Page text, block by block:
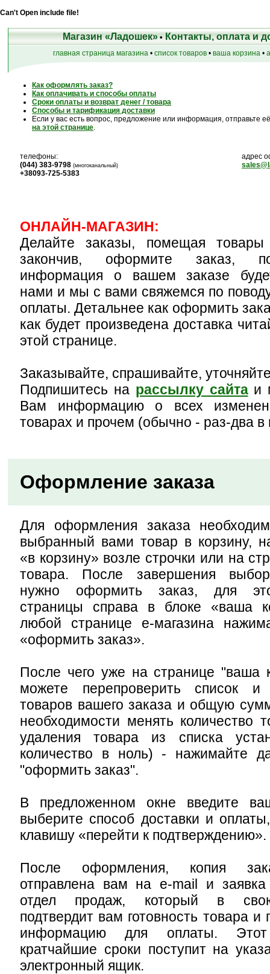
Can't Open include file!
Магазин «Ладошек» •Контакты, оплата и
главная страница магазина• список товаров • ваша корзина•
Как оформлять заказ?
Как оплачивать и способы оплаты
Сроки оплаты и возврат денег / товара
Способы и тарификация доставки
Если у вас есть вопрос, предложение или информация, отправьте
на этой странице.
телефоны:
(044) 383-9798 (многоканальный)
+38093-725-5383
адрес
ОНЛАЙН-МАГАЗИН:
Делайте заказы, помещая товары
закончив, оформите заказ,
информация о вашем заказе
нами и мы с вами свяжемся по
оплаты. Детальнее как оформить
как будет произведена доставка
этой странице.
Заказывайте, спрашивайте,
Подпишитесь на рассылку сайтаи
Вам информацию о всех
товарах и прочем (обычно - раз-два в
Оформление заказа
Для оформления заказа
выбранный вами товар в корзину,
«в корзину» возле строчки или на
товара. После завершения
нужно оформить заказ, для
страницы справа в блоке «ваша
любой странице е-магазина
«оформить заказ».
После чего уже на странице "ваша
можете перепроверить список и
товаров вашего заказа и общую
необходимости менять количество
удаления товара из списка
количество в ноль) - нажимайте
"оформить заказ".
В предложенном окне введите
выберите способ доставки и
клавишу «перейти к подтверждению».
После оформления, копия
отправлена вам на e-mail и заявка
отдел продаж, который в
подтвердит вам готовность товара и
информацию для оплаты.
кратчайшие сроки поступит на
электронный ящик.